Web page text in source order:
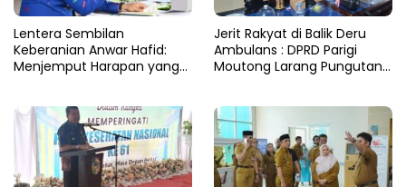
Lentera Sembilan
Keberanian Anwar Hafid:
Menjemput Harapan yang
Jerit Rakyat di Balik Deru
Ambulans : DPRD Parigi
Moutong Larang Pungutan